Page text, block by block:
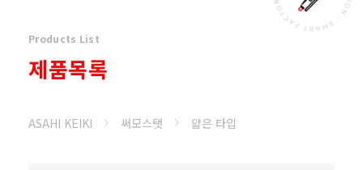
Products List
제품목록
ASAHI KEIKI 써모스탯 얇은 타입